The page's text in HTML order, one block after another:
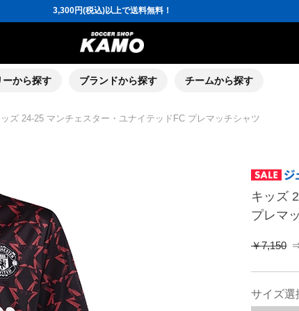
ポイント還元率5％！プレミア会員は7％
員の方にはお誕生月に「10％OFFクーポン」プレゼント！
16,000円(税込)以上でシューズケースプレゼント！
3,300円(税込)以上で送料無料！
ポイント還元率5％！プレミア会員は7％
員の方にはお誕生月に「10％OFFクーポン」プレゼント！
16,000円(税込)以上でシューズケースプレゼント！
ーから探す ブランドから探す チームから探す
ズ 24-25 マンチェスター・ユナイテッドFC プレマッチシャツ
キッズ
プレマ
￥7,150
サイズ選